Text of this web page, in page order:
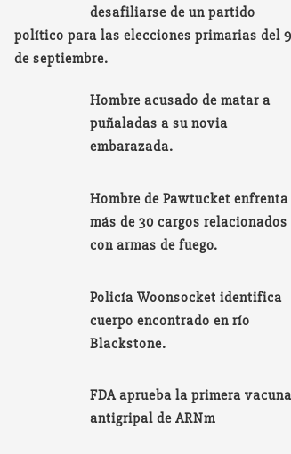
desafiliarse de un partido
político para las elecciones primarias del 9
de septiembre.
Hombre acusado de matar a
puñaladas a su novia
embarazada.
Hombre de Pawtucket enfrenta
más de 30 cargos relacionados
con armas de fuego.
Policía Woonsocket identifica
cuerpo encontrado en río
Blackstone.
FDA aprueba la primera vacuna
antigripal de ARNm